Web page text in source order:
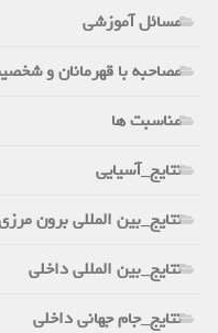
مسائل آموزشی
مصاحبه با قهرمانان و شخصیت
مناسبت ها
نتایج_آسیایی
نتایج_بین المللی برون مرزی
نتایج_بین المللی داخلی
نتایج_جام جهانی داخلی